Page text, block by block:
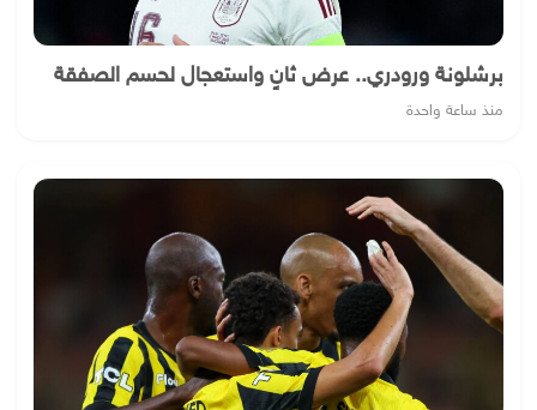
برشلونة ورودري.. عرض ثانٍ واستعجال لحسم الصفقة
منذ ساعة واحدة